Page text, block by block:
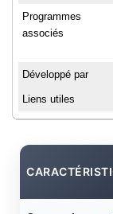
Programmes
associés
Développé par
Liens utiles